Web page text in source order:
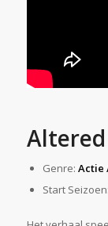
Altered
Genre: Actie
Start Seizoen: